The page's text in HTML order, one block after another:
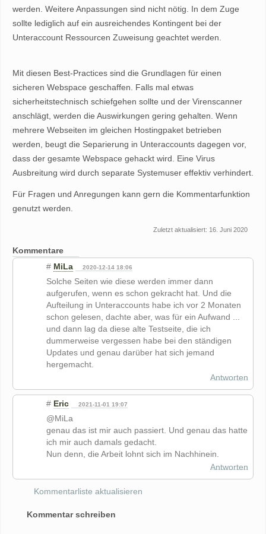
werden. Weitere Anpassungen sind nicht nötig. In dem Zuge
sollte lediglich auf ein ausreichendes Kontingent bei der
Unteraccount Ressourcen Zuweisung geachtet werden.
Mit diesen Best-Practices sind die Grundlagen für einen
sicheren Webspace geschaffen. Falls mal etwas
sicherheitstechnisch schiefgehen sollte und der Virenscanner
anschlägt, werden die Auswirkungen gering gehalten. Wenn
mehrere Webseiten im gleichen Hostingpaket betrieben
werden, beugt die Separierung in Unteraccounts dagegen vor,
dass der gesamte Webspace gehackt wird. Eine Virus
Ausbreitung wird durch separate Systemuser effektiv verhindert.
Für Fragen und Anregungen kann gern die Kommentarfunktion
genutzt werden.
Zuletzt aktualisiert: 16. Juni 2020
Kommentare
# MiLa 2020-12-14 18:06
Solche Seiten wie diese werden immer dann
aufgerufen, wenn es schon gekracht hat. Und die
Aufteilung in Unteraccounts habe ich vor 2 Monaten
schon gelesen, dachte aber, was für ein Aufwand ...
und dann lag da diese alte Testseite, die ich
dummerweise vergessen habe bei den ständigen
Updates und genau darüber hat sich jemand
hergemacht.
Antworten
# Eric 2021-11-01 19:07
@MiLa
genau das ist mir auch passiert. Und genau das hatte
ich mir auch damals gedacht.
Nun denn, die Arbeit lohnt sich im Nachhinein.
Antworten
Kommentarliste aktualisieren
Kommentar schreiben